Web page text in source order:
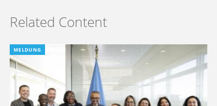
Related Content
MELDUNG